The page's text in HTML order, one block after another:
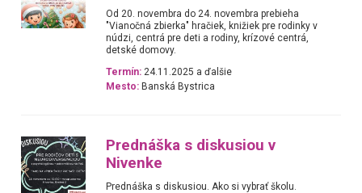
Od 20. novembra do 24. novembra prebieha
"Vianočná zbierka" hračiek, knižiek pre rodinky v
núdzi, centrá pre deti a rodiny, krízové centrá,
detské domovy.
Termín: 24.11.2025 a ďalšie
Mesto: Banská Bystrica
Prednáška s diskusiou v
Nivenke
Prednáška s diskusiou. Ako si vybrať školu.